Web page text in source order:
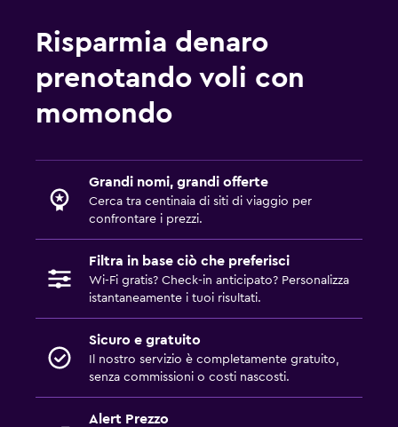
Risparmia denaro
prenotando voli con
momondo
Grandi nomi, grandi offerte
Cerca tra centinaia di siti di viaggio per
confrontare i prezzi.
Filtra in base ciò che preferisci
Wi-Fi gratis? Check-in anticipato? Personalizza
istantaneamente i tuoi risultati.
Sicuro e gratuito
Il nostro servizio è completamente gratuito,
senza commissioni o costi nascosti.
Alert Prezzo